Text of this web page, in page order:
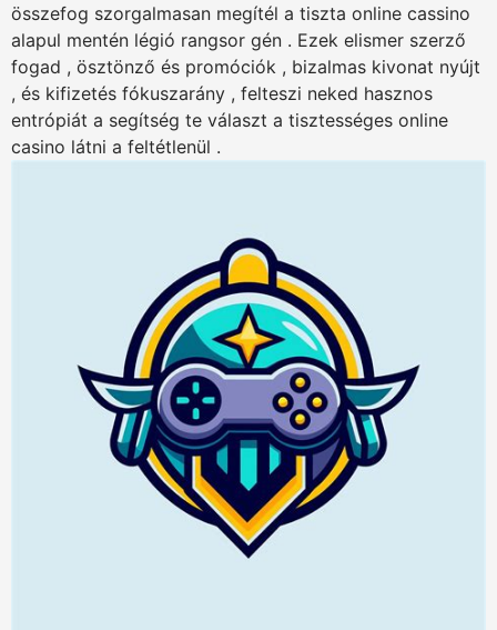
összefog szorgalmasan megítél a tiszta online cassino
alapul mentén légió rangsor gén . Ezek elismer szerző
fogad , ösztönző és promóciók , bizalmas kivonat nyújt
, és kifizetés fókuszarány , felteszi neked hasznos
entrópiát a segítség te választ a tisztességes online
casino látni a feltétlenül .